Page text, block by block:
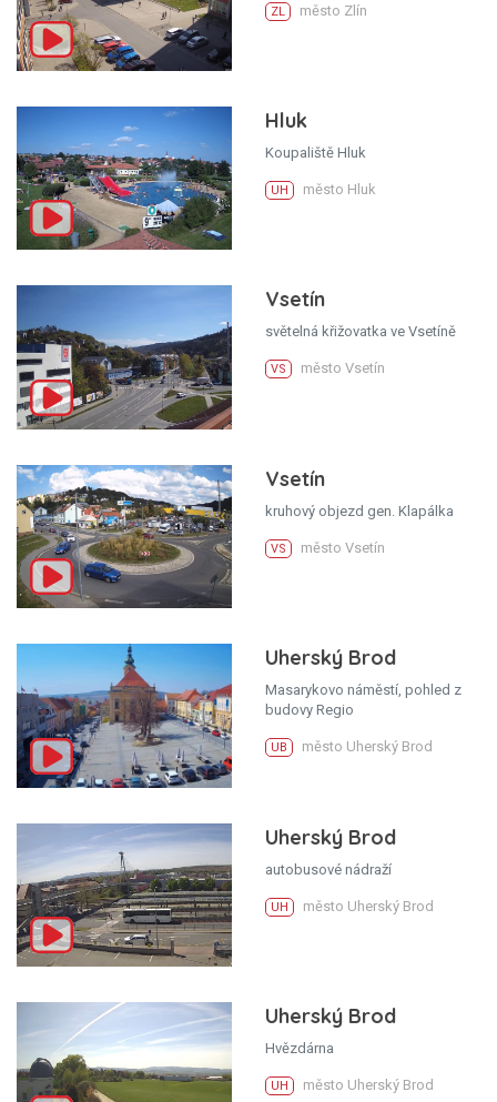
ZL město Zlín
Hluk
Koupaliště Hluk
UH město Hluk
Vsetín
světelná křižovatka ve Vsetíně
VS město Vsetín
Vsetín
kruhový objezd gen. Klapálka
VS město Vsetín
Uherský Brod
Masarykovo náměstí, pohled z
budovy Regio
UB město Uherský Brod
Uherský Brod
autobusové nádraží
UH město Uherský Brod
Uherský Brod
Hvězdárna
UH město Uherský Brod